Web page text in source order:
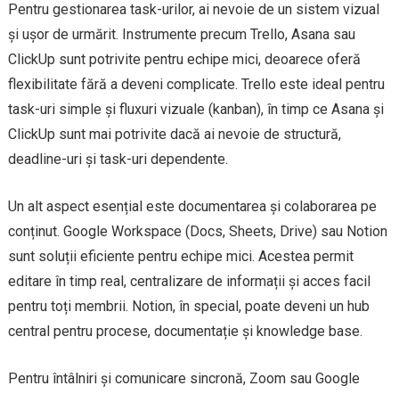
Pentru gestionarea task-urilor, ai nevoie de un sistem vizual
și ușor de urmărit. Instrumente precum Trello, Asana sau
ClickUp sunt potrivite pentru echipe mici, deoarece oferă
flexibilitate fără a deveni complicate. Trello este ideal pentru
task-uri simple și fluxuri vizuale (kanban), în timp ce Asana și
ClickUp sunt mai potrivite dacă ai nevoie de structură,
deadline-uri și task-uri dependente.
Un alt aspect esențial este documentarea și colaborarea pe
conținut. Google Workspace (Docs, Sheets, Drive) sau Notion
sunt soluții eficiente pentru echipe mici. Acestea permit
editare în timp real, centralizare de informații și acces facil
pentru toți membrii. Notion, în special, poate deveni un hub
central pentru procese, documentație și knowledge base.
Pentru întâlniri și comunicare sincronă, Zoom sau Google